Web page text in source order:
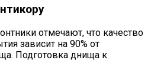
отмечают, что качество
зависит на 90% от
Подготовка днища к